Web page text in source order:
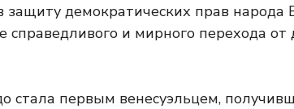
защиту демократических прав народа
справедливого и мирного перехода
стала первым венесуэльцем,